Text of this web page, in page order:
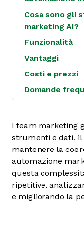
Cosa sono gli
marketing AI?
Funzionalità
Vantaggi
Costi e prezzi
Domande
I team marketing
strumenti e dati,
mantenere la
automazione
questa
ripetitive,
e migliorando la